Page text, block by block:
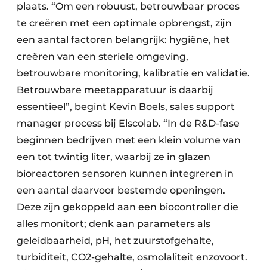
plaats. “Om een robuust, betrouwbaar proces
te creëren met een optimale opbrengst, zijn
een aantal factoren belangrijk: hygiëne, het
creëren van een steriele omgeving,
betrouwbare monitoring, kalibratie en validatie.
Betrouwbare meetapparatuur is daarbij
essentieel”, begint Kevin Boels, sales support
manager process bij Elscolab. “In de R&D-fase
beginnen bedrijven met een klein volume van
een tot twintig liter, waarbij ze in glazen
bioreactoren sensoren kunnen integreren in
een aantal daarvoor bestemde openingen.
Deze zijn gekoppeld aan een biocontroller die
alles monitort; denk aan parameters als
geleidbaarheid, pH, het zuurstofgehalte,
turbiditeit, CO2-gehalte, osmo­laliteit enzovoort.